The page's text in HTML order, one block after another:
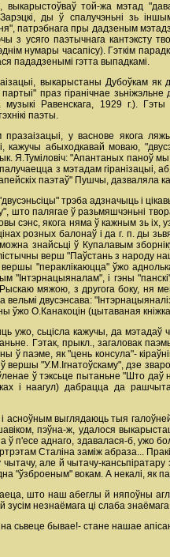
выкарыстоўваў той-жа мэтад
Зарэцкі, ды ў спалучэньні зь
патрэбнага пры дадзеным
з усяго паэтычнага кантэксту
нумары часапісу). Гэткім
пададзенымі гэтта выпадкамі.
выкарыстаны Дубоўкам
партыі" праз гіранічнае
музыкі Равенскага, 1929 г.).
паэты.
празаізацыі, у васнове якога
кажучы абыходкавай моваю,
Я.Туміловіч: "Апантаных паноў
з мэтадам гіранізацыі,
паэтаў" Пушчы, дазваляла
трэба адзначыць i
што палягае ў разьмяшчэньні
сэнс, якога няма ў кажным зь
розных балонаў i да г. п. ды
можна знайсьці ў Купалавым
верш "Паўстань з народу
"пераклікаюцца" ўжо
"Інтэрнацыяналам", i гэны
Рыскаю мяжою, з другога боку, ня
вельмі двусэнсава:
ўжо О.Канакоцін (цытаваная
ужо, сьцісла кажучы, да
Гэтак, прыкл., загаловак
ў паэме, як "цень консула"-
вершы "У.М.Ігнатоўскаму", дзе
ў тэксьце пытаньне "Што
i наагул) дабрацца да
i асноўным выглядаюць тыя
пэўна-ж, удалося
ў п'есе аднаго, здавалася-б, ужо
Сталіна заміж абраза...
чытачу, але й чытачу-
"ўзброеным" вокам. А некалі, як
што наш абеглы й няпоўны
зусім незнаёмага ці слаба
сьвеце бывае!- стане нашае